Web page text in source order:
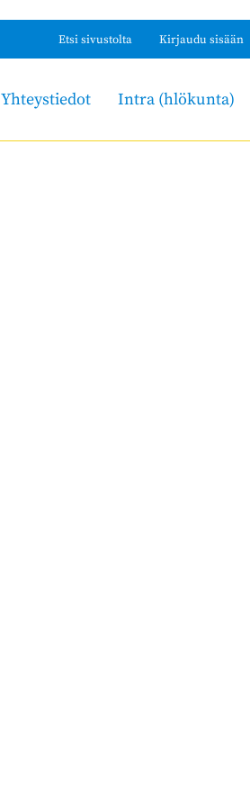
Etsi sivustolta Kirjaudu sisään
Yhteystiedot Intra (hlökunta)